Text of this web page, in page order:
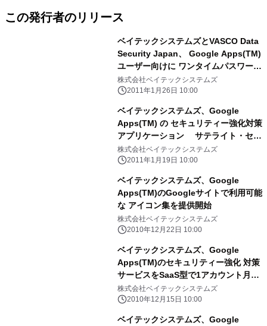
この発行者のリリース
ベイテックシステムズとVASCO Data
Security Japan、 Google Apps(TM)
ユーザー向けに ワンタイムパスワード
機能による二要素認証を提供
株式会社ベイテックシステムズ
2011年1月26日 10:00
ベイテックシステムズ、Google
Apps(TM) の セキュリティー強化対策
アプリケーション サテライト・セキ
ュリティーパック for Google Apps
に セキュリティキーボード機能を追加
株式会社ベイテックシステムズ
2011年1月19日 10:00
ベイテックシステムズ、Google
Apps(TM)のGoogleサイトで利用可能
な アイコン集を提供開始
株式会社ベイテックシステムズ
2010年12月22日 10:00
ベイテックシステムズ、Google
Apps(TM)のセキュリティー強化 対策
サービスをSaaS型で1アカウント月額
50円にて提供開始
株式会社ベイテックシステムズ
2010年12月15日 10:00
ベイテックシステムズ、Google